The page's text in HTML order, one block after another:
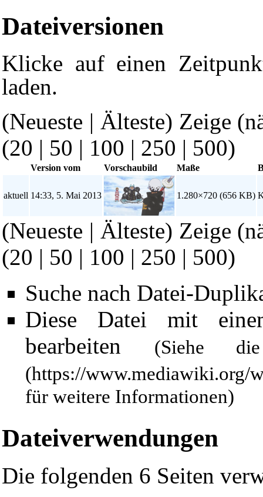
Dateiversionen
Klicke auf einen
laden.
(Neueste | Älteste) Zeige
(20 | 50 | 100 | 250 | 500)
Version vom Vorschaubild Maße
aktuell 14:33, 5. Mai 2013 1.280×720 (656 KB)
(Neueste | Älteste) Zeige
(20 | 50 | 100 | 250 | 500)
Suche nach Datei-
Diese Datei mit
bearbeiten
(Siehe
für weitere Informationen)
Dateiverwendungen
Die folgenden 6 Seiten